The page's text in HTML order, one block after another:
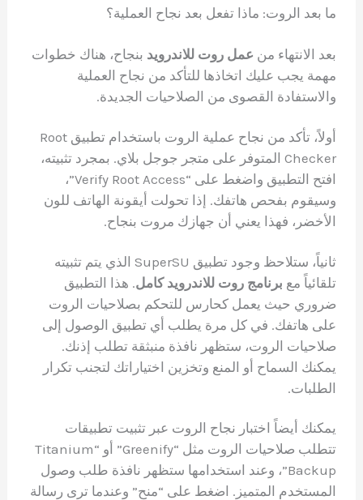
ما بعد الروت: ماذا تفعل بعد نجاح العملية؟
بعد الانتهاء من عمل روت للاندرويد بنجاح، هناك خطوات
مهمة يجب عليك اتخاذها للتأكد من نجاح العملية
والاستفادة القصوى من الصلاحيات الجديدة.
أولاً، تأكد من نجاح عملية الروت باستخدام تطبيق Root
Checker المتوفر على متجر جوجل بلاي. بمجرد تثبيته،
افتح التطبيق واضغط على “Verify Root Access”،
وسيقوم بفحص هاتفك. إذا تحولت أيقونة الهاتف للون
الأخضر، فهذا يعني أن جهازك مروت بنجاح.
ثانياً، ستلاحظ وجود تطبيق SuperSU الذي يتم تثبيته
تلقائياً مع برنامج روت للاندرويد كامل. هذا التطبيق
ضروري حيث يعمل كحارس للتحكم بصلاحيات الروت
على هاتفك. في كل مرة يطلب أي تطبيق الوصول إلى
صلاحيات الروت، ستظهر نافذة منبثقة تطلب إذنك.
يمكنك السماح أو المنع وتخزين اختياراتك لتجنب تكرار
الطلبات.
يمكنك أيضاً اختبار نجاح الروت عبر تثبيت تطبيقات
تتطلب صلاحيات الروت مثل “Greenify” أو “Titanium
Backup”، وعند استخدامها ستظهر نافذة طلب وصول
المستخدم المتميز. اضغط على “منح” وعندما ترى رسالة